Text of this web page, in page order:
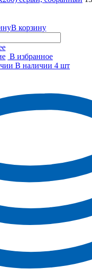
В корзину
В избранное
В наличии 4 шт